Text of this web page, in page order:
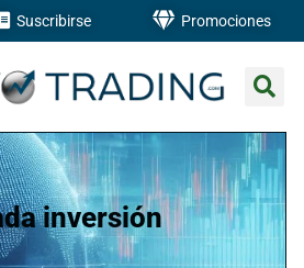
Suscribirse Promociones
inversión